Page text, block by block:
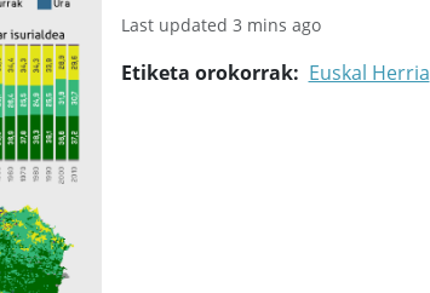
Last updated 3 mins ago
Etiketa orokorrak Euskal Herria